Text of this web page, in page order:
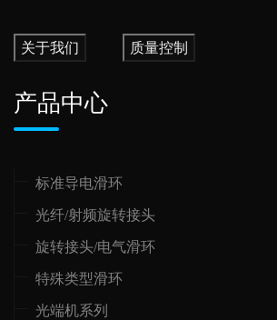
关于我们 质量控制
产品中心
标准导电滑环
光纤/射频旋转接头
旋转接头/电气滑环
特殊类型滑环
光端机系列